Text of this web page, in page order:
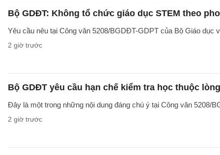
Bộ GDĐT: Không tổ chức giáo dục STEM theo
Yêu cầu nêu tại Công văn 5208/BGDĐT-GDPT của Bộ Giáo
2 giờ trước
Bộ GDĐT yêu cầu hạn chế kiểm tra học thuộc
Đây là một trong những nội dung đáng chú ý tại Công văn 5208/
2 giờ trước